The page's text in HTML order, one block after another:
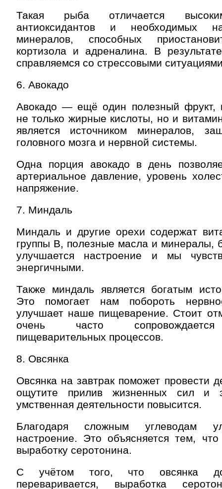
Такая рыба отличается
антиоксидантов и необходимых
минералов, способных
кортизола и адреналина. В
справляемся со стрессовыми
6. Авокадо
Авокадо — ещё один полезный фрукт,
не только жирные кислоты, но и
является источником минералов,
головного мозга и нервной системы.
Одна порция авокадо в день
артериальное давление, уровень
напряжение.
7. Миндаль
Миндаль и другие орехи содержат
группы В, полезные масла и минералы,
улучшается настроение и мы
энергичными.
Также миндаль является богатым
Это помогает нам побороть
улучшает наше пищеварение. Стоит
очень часто
пищеварительных процессов.
8. Овсянка
Овсянка на завтрак поможет провести
ощутите прилив жизненных сил и
умственная деятельности повысится.
Благодаря сложным углеводам
настроение. Это объясняется тем,
выработку серотонина.
С учётом того, что овсянка
переваривается, выработка